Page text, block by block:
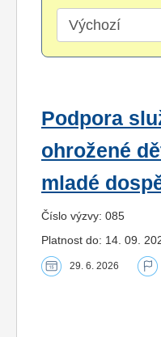
Podpora
ohrožené
mladé
Číslo výzvy: 085
Platnost do: 14. 09.
29. 6. 2026